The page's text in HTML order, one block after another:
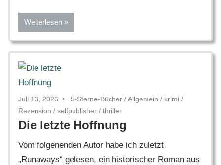
Weiterlesen
Juli 13, 2026 5-Sterne-Bücher /Allgemein / krimi /
Rezension / selfpublisher / thriller
Die letzte Hoffnung
Vom folgenenden Autor habe ich zuletzt
„Runaways“ gelesen, ein historischer Roman aus